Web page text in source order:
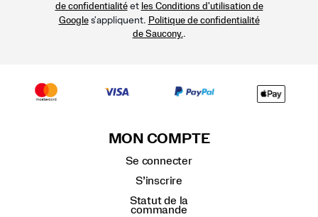
de confidentialitéet les Conditions d'utilisation de
Googles'appliquent. Politique de confidentialité
de Saucony. .
MON COMPTE
Se connecter
S’inscrire
Statut de la
commande